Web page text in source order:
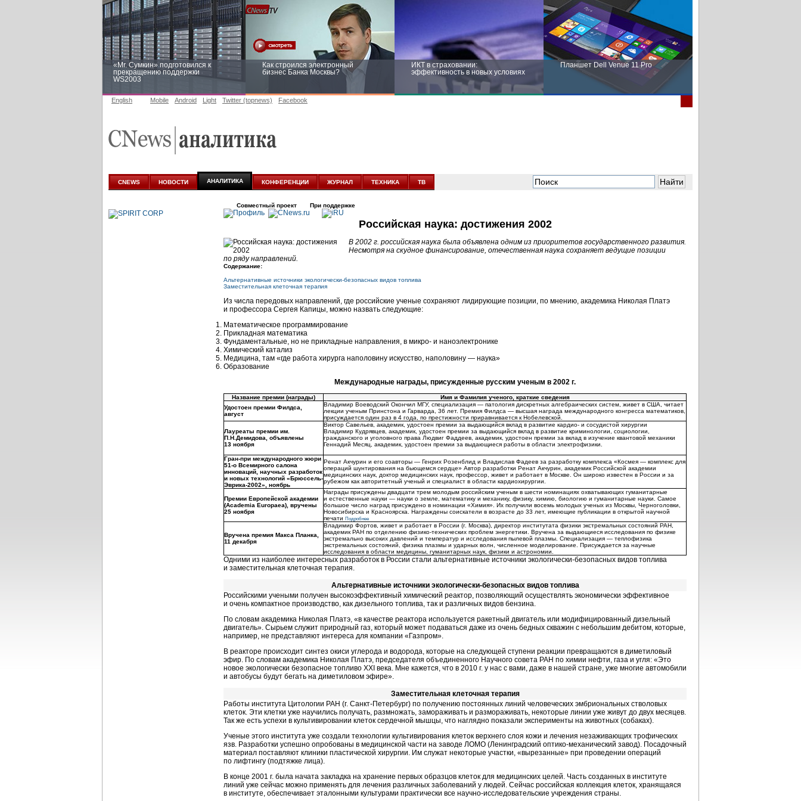
«Mr. Сумкин» подготовился к
прекращению поддержки
WS2003
Как строился электронный
бизнес Банка Москвы?
ИКТ в страховании:
эффективность в новых условиях
Планшет Dell Venue 11 Pro
аналитике
новых условиях
English Mobile Android Light Twitter (topnews) Facebook
CNEWS НОВОСТИ АНАЛИТИКА КОНФЕРЕНЦИИ ЖУРНАЛ ТЕХНИКА ТВ
Совместный проект При поддержке
Российская наука: достижения 2002
В 2002 г. российская наука была объявлена одним из приоритетов государственного развития.
Несмотря на скудное финансирование, отечественная наука сохраняет ведущие позиции
по ряду направлений.
Содержание:
Альтернативные источники экологически-безопасных видов топлива
Заместительная клеточная терапия
Из числа передовых направлений, где российские ученые сохраняют лидирующие позиции, по мнению, академика Николая Платэ
и профессора Сергея Капицы, можно назвать следующие:
Математическое программирование
Прикладная математика
Фундаментальные, но не прикладные направления, в микро- и наноэлектронике
Химический катализ
Медицина, там «где работа хирурга наполовину искусство, наполовину — наука»
Образование
Международные награды, присужденные русским ученым в 2002 г.
Название премии (награды)
Имя и Фамилия ученого, краткие сведения
Удостоен премии Филдса,
август
Владимир Воеводский Окончил МГУ, специализация — патология дискретных алгебраических систем, живет в США, читает
лекции ученым Принстона и Гарварда, 36 лет. Премия Филдса — высшая награда международного конгресса математиков,
присуждается один раз в 4 года, по престижности приравнивается к Нобелевской.
Лауреаты премии им.
П.Н.Демидова, объявлены
13 ноября
Виктор Савельев, академик, удостоен премии за выдающийся вклад в развитие кардио- и сосудистой хирургии
Владимир Кудрявцев, академик, удостоен премии за выдающийся вклад в развитие криминологии, социологии,
гражданского и уголовного права Людвиг Фаддеев, академик, удостоен премии за вклад в изучение квантовой механики
Геннадий Месяц, академик, удостоен премии за выдающиеся работы в области электрофизики.
Гран-при международного жюри
51-о Всемирного салона
инноваций, научных разработок
и новых технологий «Брюссель-
Эврика-2002», ноябрь
Ренат Акчурин и его соавторы — Генрих Розенблид и Владислав Фадеев за разработку комплекса «Космея — комплекс для
операций шунтирования на бьющемся сердце» Автор разработки Ренат Акчурин, академик Российской академии
медицинских наук, доктор медицинских наук, профессор, живет и работает в Москве. Он широко известен в России и за
рубежом как авторитетный ученый и специалист в области кардиохирургии.
Премии Европейской академии
(Academia Europaea), вручены
25 ноября
Награды присуждены двадцати трем молодым российским ученым в шести номинациях охватывающих гуманитарные
и естественные науки — науки о земле, математику и механику, физику, химию, биологию и гуманитарные науки. Самое
большое число наград присуждено в номинации «Химия». Их получили восемь молодых ученых из Москвы, Черноголовки,
Новосибирска и Красноярска. Награждены соискатели в возрасте до 33 лет, имеющие публикации в открытой научной
печати Подробнее
Вручена премия Макса Планка,
11 декабря
Владимир Фортов, живет и работает в России (г. Москва), директор институтата физики экстремальных состояний РАН,
академик РАН по отделению физико-технических проблем энергетики. Вручена за выдающиеся исследования по физике
экстремально высоких давлений и температур и исследования пылевой плазмы. Специализация — теплофизика
экстремальных состояний, физика плазмы и ударных волн, численное моделирование. Присуждается за научные
исследования в области медицины, гуманитарных наук, физики и астрономии.
Одними из наиболее интересных разработок в России стали альтернативные источники экологически-безопасных видов топлива
и заместительная клеточная терапия.
Альтернативные источники экологически-безопасных видов топлива
Российскими учеными получен высокоэффективный химический реактор, позволяющий осуществлять экономически эффективное
и очень компактное производство, как дизельного топлива, так и различных видов бензина.
По словам академика Николая Платэ, «в качестве реактора используется ракетный двигатель или модифицированный дизельный
двигатель». Сырьем служит природный газ, который может подаваться даже из очень бедных скважин с небольшим дебитом, которые,
например, не представляют интереса для компании «Газпром».
В реакторе происходит синтез окиси углерода и водорода, которые на следующей ступени реакции превращаются в диметиловый
эфир. По словам академика Николая Платэ, председателя объединенного Научного совета РАН по химии нефти, газа и угля: «Это
новое экологически безопасное топливо XXI века. Мне кажется, что в 2010 г. у нас с вами, даже в нашей стране, уже многие автомобили
и автобусы будут бегать на диметиловом эфире».
Заместительная клеточная терапия
Работы института Цитологии РАН (г. Санкт-Петербург) по получению постоянных линий человеческих эмбриональных стволовых
клеток. Эти клетки уже научились получать, размножать, замораживать и размораживать, некоторые линии уже живут до двух месяцев.
Так же есть успехи в культивировании клеток сердечной мышцы, что наглядно показали эксперименты на животных (собаках).
Ученые этого института уже создали технологии культивирования клеток верхнего слоя кожи и лечения незаживающих трофических
язв. Разработки успешно опробованы в медицинской части на заводе ЛОМО (Ленинградский оптико-механический завод). Посадочный
материал поставляют клиники пластической хирургии. Им служат некоторые участки, «вырезанные» при проведении операций
по лифтингу (подтяжке лица).
В конце 2001 г. была начата закладка на хранение первых образцов клеток для медицинских целей. Часть созданных в институте
линий уже сейчас можно применять для лечения различных заболеваний у людей. Сейчас российская коллекция клеток, хранящаяся
в институте, обеспечивает эталонными культурами практически все научно-исследовательские учреждения страны.